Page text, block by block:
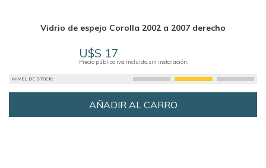
Vidrio de espejo Corolla 2002 a 2007 derecho
U$S 17
Precio público iva incluido, sin instalación.
NIVEL DE STOCK:
AÑADIR AL CARRO